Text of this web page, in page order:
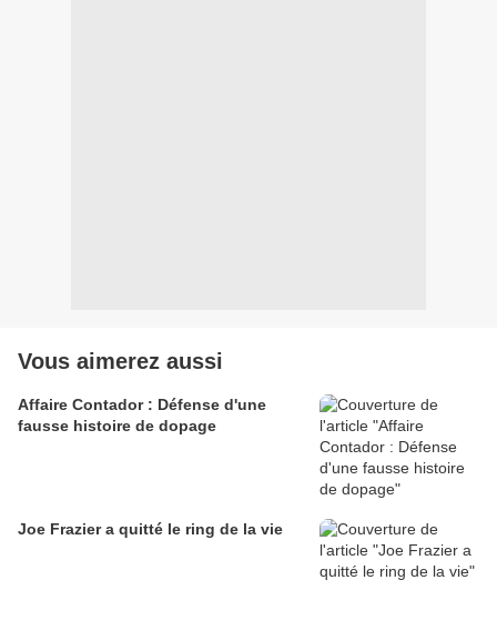
Vous aimerez aussi
Affaire Contador : Défense d'une
fausse histoire de dopage
Joe Frazier a quitté le ring de la vie